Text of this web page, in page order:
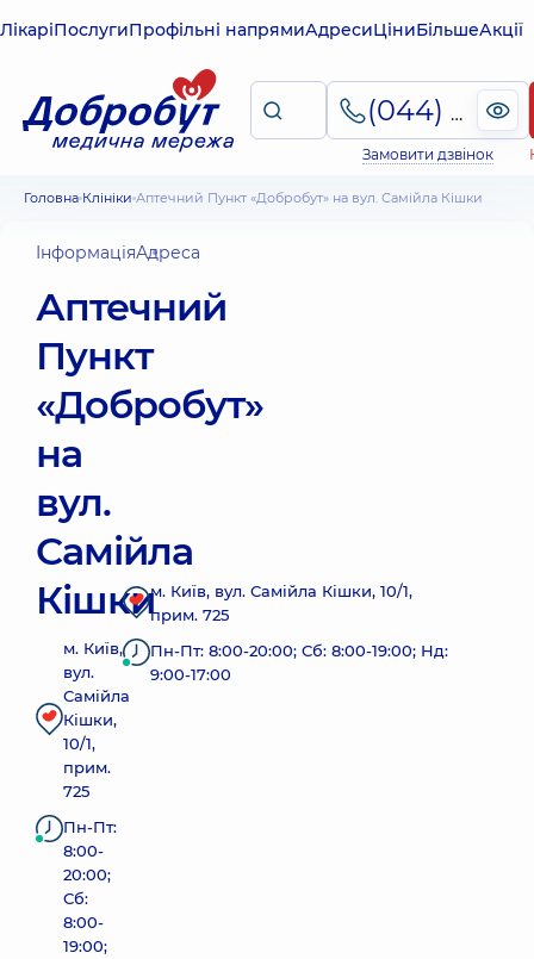
ЛікаріПослугиПрофільні напрямиАдресиЦіниБільшеАкції
(044) 495-2-888
Замовити дзвінок
Головна Клініки Аптечний Пункт «Добробут» на вул. Самійла Кішки
ІнформаціяАдреса
Аптечний
Пункт
«Добробут»
на
вул.
Самійла
Кішки
м. Київ,
вул.
Самійла
Кішки,
10/1,
прим.
725
Пн-Пт:
8:00-
20:00;
Сб:
8:00-
19:00;
м. Київ, вул. Самійла Кішки, 10/1,
прим. 725
Пн-Пт: 8:00-20:00; Сб: 8:00-19:00; Нд:
9:00-17:00